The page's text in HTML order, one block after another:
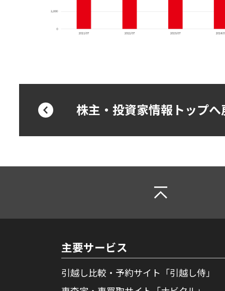
株主・投資家情報トップへ
主要サービス
引越し比較・予約サイト「引越し侍」